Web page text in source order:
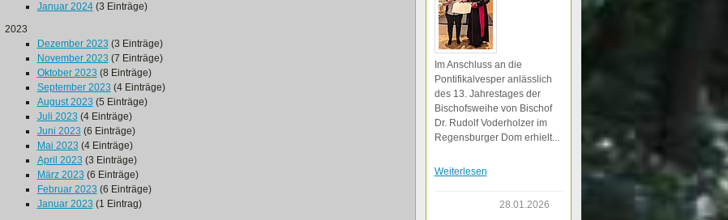
Januar 2024(3 Einträge)
2023
Dezember 2023 (3 Einträge)
November 2023 (7 Einträge)
Oktober 2023 (8 Einträge)
September 2023 (4 Einträge)
August 2023 (5 Einträge)
Juli 2023 (4 Einträge)
Juni 2023 (6 Einträge)
Mai 2023 (4 Einträge)
April 2023 (3 Einträge)
März 2023 (6 Einträge)
Februar 2023 (6 Einträge)
Januar 2023 (1 Eintrag)
Im Anschluss an die
Pontifikalvesper anlässlich
des 13. Jahrestages der
Bischofsweihe von Bischof
Dr. Rudolf Voderholzer im
Regensburger Dom erhielt...
Weiterlesen
28.01.2026